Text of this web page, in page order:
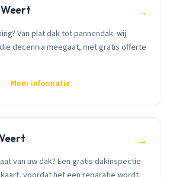
→
Van plat dak tot pannendak: wij
decennia meegaat, met gratis offerte
Meer informatie
→
van uw dak? Een gratis dakinspectie